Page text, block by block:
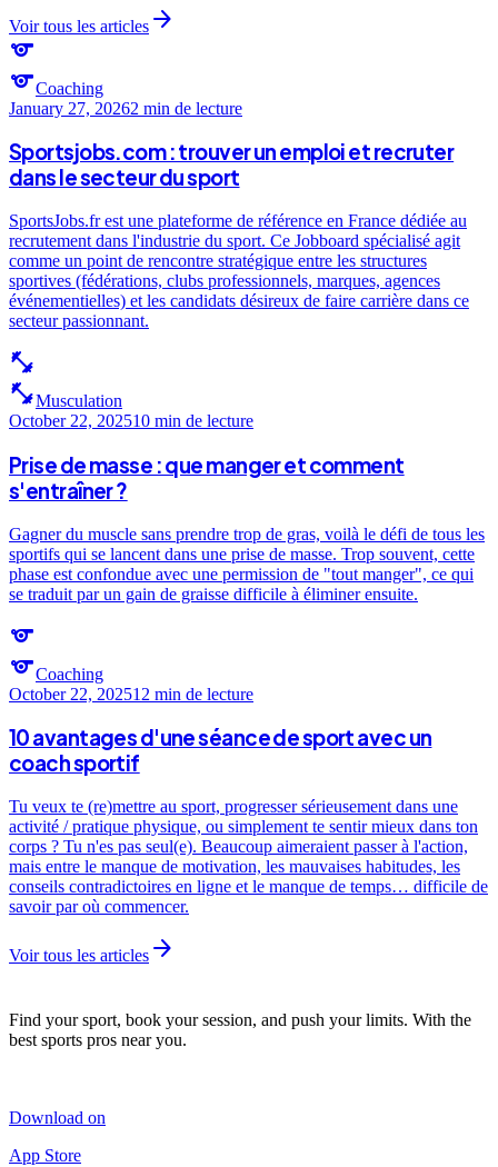
Voir tous les articles arrow_forward
sports
sportsCoaching
January 27, 20262 min de lecture
Sportsjobs.com : trouver un emploi et recruter
dans le secteur du sport
SportsJobs.fr est une plateforme de référence en France dédiée au
recrutement dans l'industrie du sport. Ce Jobboard spécialisé agit
comme un point de rencontre stratégique entre les structures
sportives (fédérations, clubs professionnels, marques, agences
événementielles) et les candidats désireux de faire carrière dans ce
secteur passionnant.
fitness_center
fitness_centerMusculation
October 22, 202510 min de lecture
Prise de masse : que manger et comment
s'entraîner ?
Gagner du muscle sans prendre trop de gras, voilà le défi de tous les
sportifs qui se lancent dans une prise de masse. Trop souvent, cette
phase est confondue avec une permission de "tout manger", ce qui
se traduit par un gain de graisse difficile à éliminer ensuite.
sports
sportsCoaching
October 22, 202512 min de lecture
10 avantages d'une séance de sport avec un
coach sportif
Tu veux te (re)mettre au sport, progresser sérieusement dans une
activité / pratique physique, ou simplement te sentir mieux dans ton
corps ? Tu n'es pas seul(e). Beaucoup aimeraient passer à l'action,
mais entre le manque de motivation, les mauvaises habitudes, les
conseils contradictoires en ligne et le manque de temps… difficile de
savoir par où commencer.
Voir tous les articles arrow_forward
Find your sport, book your session, and push your limits. With the
best sports pros near you.
Download on
App Store